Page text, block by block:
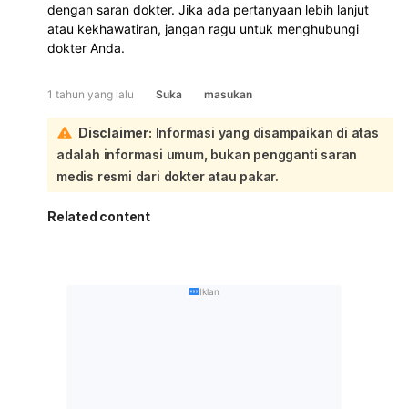
dengan saran dokter. Jika ada pertanyaan lebih lanjut
atau kekhawatiran, jangan ragu untuk menghubungi
dokter Anda.
1 tahun yang lalu Suka masukan
Disclaimer: Informasi yang disampaikan di atas
adalah informasi umum, bukan pengganti saran
medis resmi dari dokter atau pakar.
Related content
Iklan